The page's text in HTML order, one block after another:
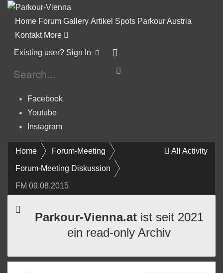
Home Forum Gallery Artikel Spots Parkour Austria
Kontakt More
Existing user? Sign In
Facebook
Youtube
Instagram
All Activity
Home Forum-Meeting
Forum-Meeting Diskussion
FM 09.08.2015
Parkour-Vienna.atist seit 2021
ein read-only Archiv